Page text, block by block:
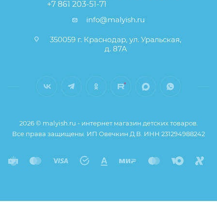
+7 861 203-51-71
info@malyish.ru
350059 г. Краснодар, ул. Уральская,
д. 87А
2026 © malyish.ru - интернет магазин детских товаров.
Все права защищены. ИП Овечкин Д.В. ИНН 231294988242